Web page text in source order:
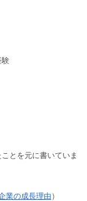
験
とを元に書いていま
業の成長理由 ）